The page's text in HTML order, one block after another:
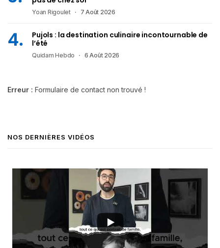
Yoan Rigoulet 7 Août 2026
Pujols : la destination culinaire incontournable de
l’été
Quidam Hebdo 6 Août 2026
Erreur : Formulaire de contact non trouvé !
NOS DERNIÈRES VIDÉOS